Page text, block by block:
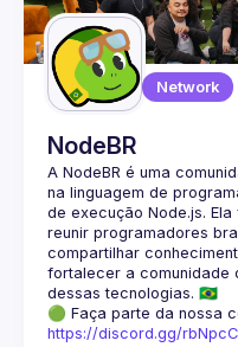
Guilds
Network
NodeBR
A NodeBR é uma
na linguagem de
de execução Node.js.
reunir programadores
compartilhar
fortalecer a comunidade
🟢 Faça parte da nossa
https://discord.gg/